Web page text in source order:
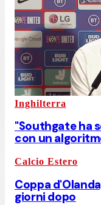
Inghilterra
"Southgate ha
con un
Calcio Estero
Coppa
giorni dopo